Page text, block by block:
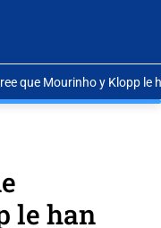
que Mourinho y Klopp le
le han